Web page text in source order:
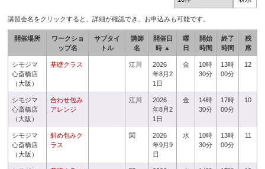
講習会名をクリックすると、詳細が確認でき、お申込みも可能です。
開催場所
ワークショ
ップ名
サブタイ
トル
講師
名
開催日
時 ▲
曜
日
開始
時間
終了
時間
残
席
シモジマ
心斎橋店
（大阪）
基礎クラス 江川
2026
年8月2
1日
金
10時
30分
13時
00分
12
シモジマ
心斎橋店
（大阪）
合わせ包み
アレンジ
江川
2026
年8月2
1日
金
14時
30分
17時
00分
10
シモジマ
心斎橋店
（大阪）
斜め包みク
ラス
関
2026
年9月9
日
水
10時
30分
13時
00分
11